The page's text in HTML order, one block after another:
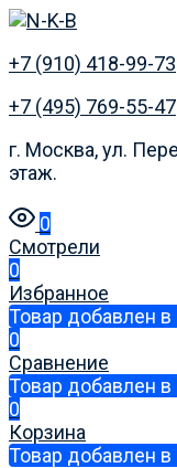
+7 (910) 418-99-73
+7 (495) 769-55-47
г. Москва, ул.
этаж.
0
Смотрели
0
Избранное
Товар добавлен
0
Сравнение
Товар добавлен
0
Корзина
Товар добавлен в